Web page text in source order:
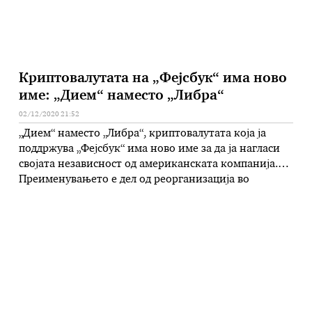
Криптовалутата на „Фејсбук“ има ново
име: „Дием“ наместо „Либра“
02/12/2020 21:52
„Дием“ наместо „Либра“, криптовалутата која ја
поддржува „Фејсбук“ има ново име за да ја нагласи
својата независност од американската компанија.
Преименувањето е дел од реорганизација во